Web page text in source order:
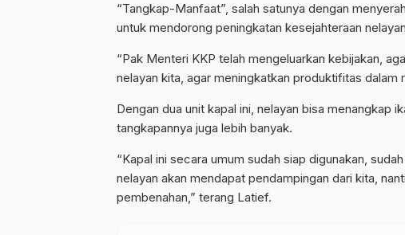
“Tangkap-Manfaat”, salah satunya dengan
untuk mendorong peningkatan kesejahteraan
“Pak Menteri KKP telah mengeluarkan kebijakan,
nelayan kita, agar meningkatkan produktifitas dalam
Dengan dua unit kapal ini, nelayan bisa menangkap
tangkapannya juga lebih banyak.
“Kapal ini secara umum sudah siap digunakan,
nelayan akan mendapat pendampingan dari kita,
pembenahan,” terang Latief.